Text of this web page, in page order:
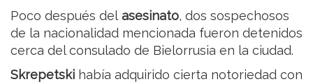
Poco después delasesinato, dos sospechosos
de la nacionalidad mencionada fueron detenidos
cerca del consulado de Bielorrusia en la ciudad.
Skrepetski había adquirido cierta notoriedad con